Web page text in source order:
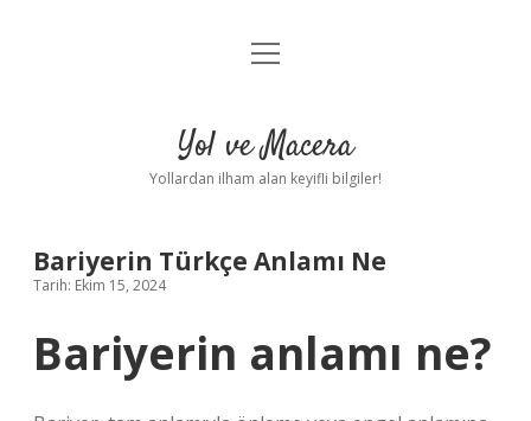
Anasayfa
Yasal Uyarı
menüyü
Yol ve Macera
Yollardan ilham alan keyifli bilgiler!
Bariyerin Türkçe Anlamı Ne
Tarih: Ekim 15, 2024
Bariyerin anlamı ne?